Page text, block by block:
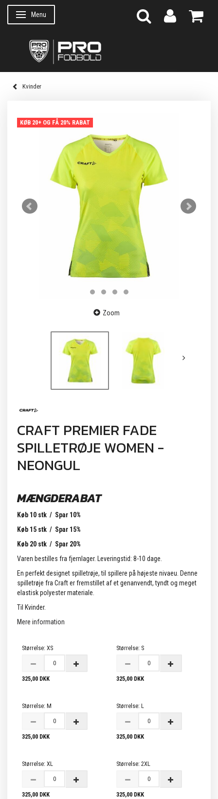
Skifte navigation
Menu
Kvinder
KØB 20+ OG FÅ 20% RABAT
Zoom
CRAFT PREMIER FADE
SPILLETRØJE WOMEN -
NEONGUL
MÆNGDERABAT
Køb 10 stk / Spar 10%
Køb 15 stk / Spar 15%
Køb 20 stk / Spar 20%
Varen bestilles fra fjernlager. Leveringstid: 8-10 dage.
En perfekt designet spilletrøje, til spillere på højeste nivaeu. Denne
spilletrøje fra Craft er fremstillet af et genanvendt, tyndt og meget
elastisk polyester materiale.
Til Kvinder.
Mere information
Størrelse: XS
325,00 DKK
Størrelse: S
325,00 DKK
Størrelse: M
325,00 DKK
Størrelse: L
325,00 DKK
Størrelse: XL
325,00 DKK
Størrelse: 2XL
325,00 DKK